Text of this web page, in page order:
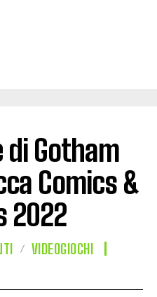
di Gotham
Comics &
2022
VIDEOGIOCHI